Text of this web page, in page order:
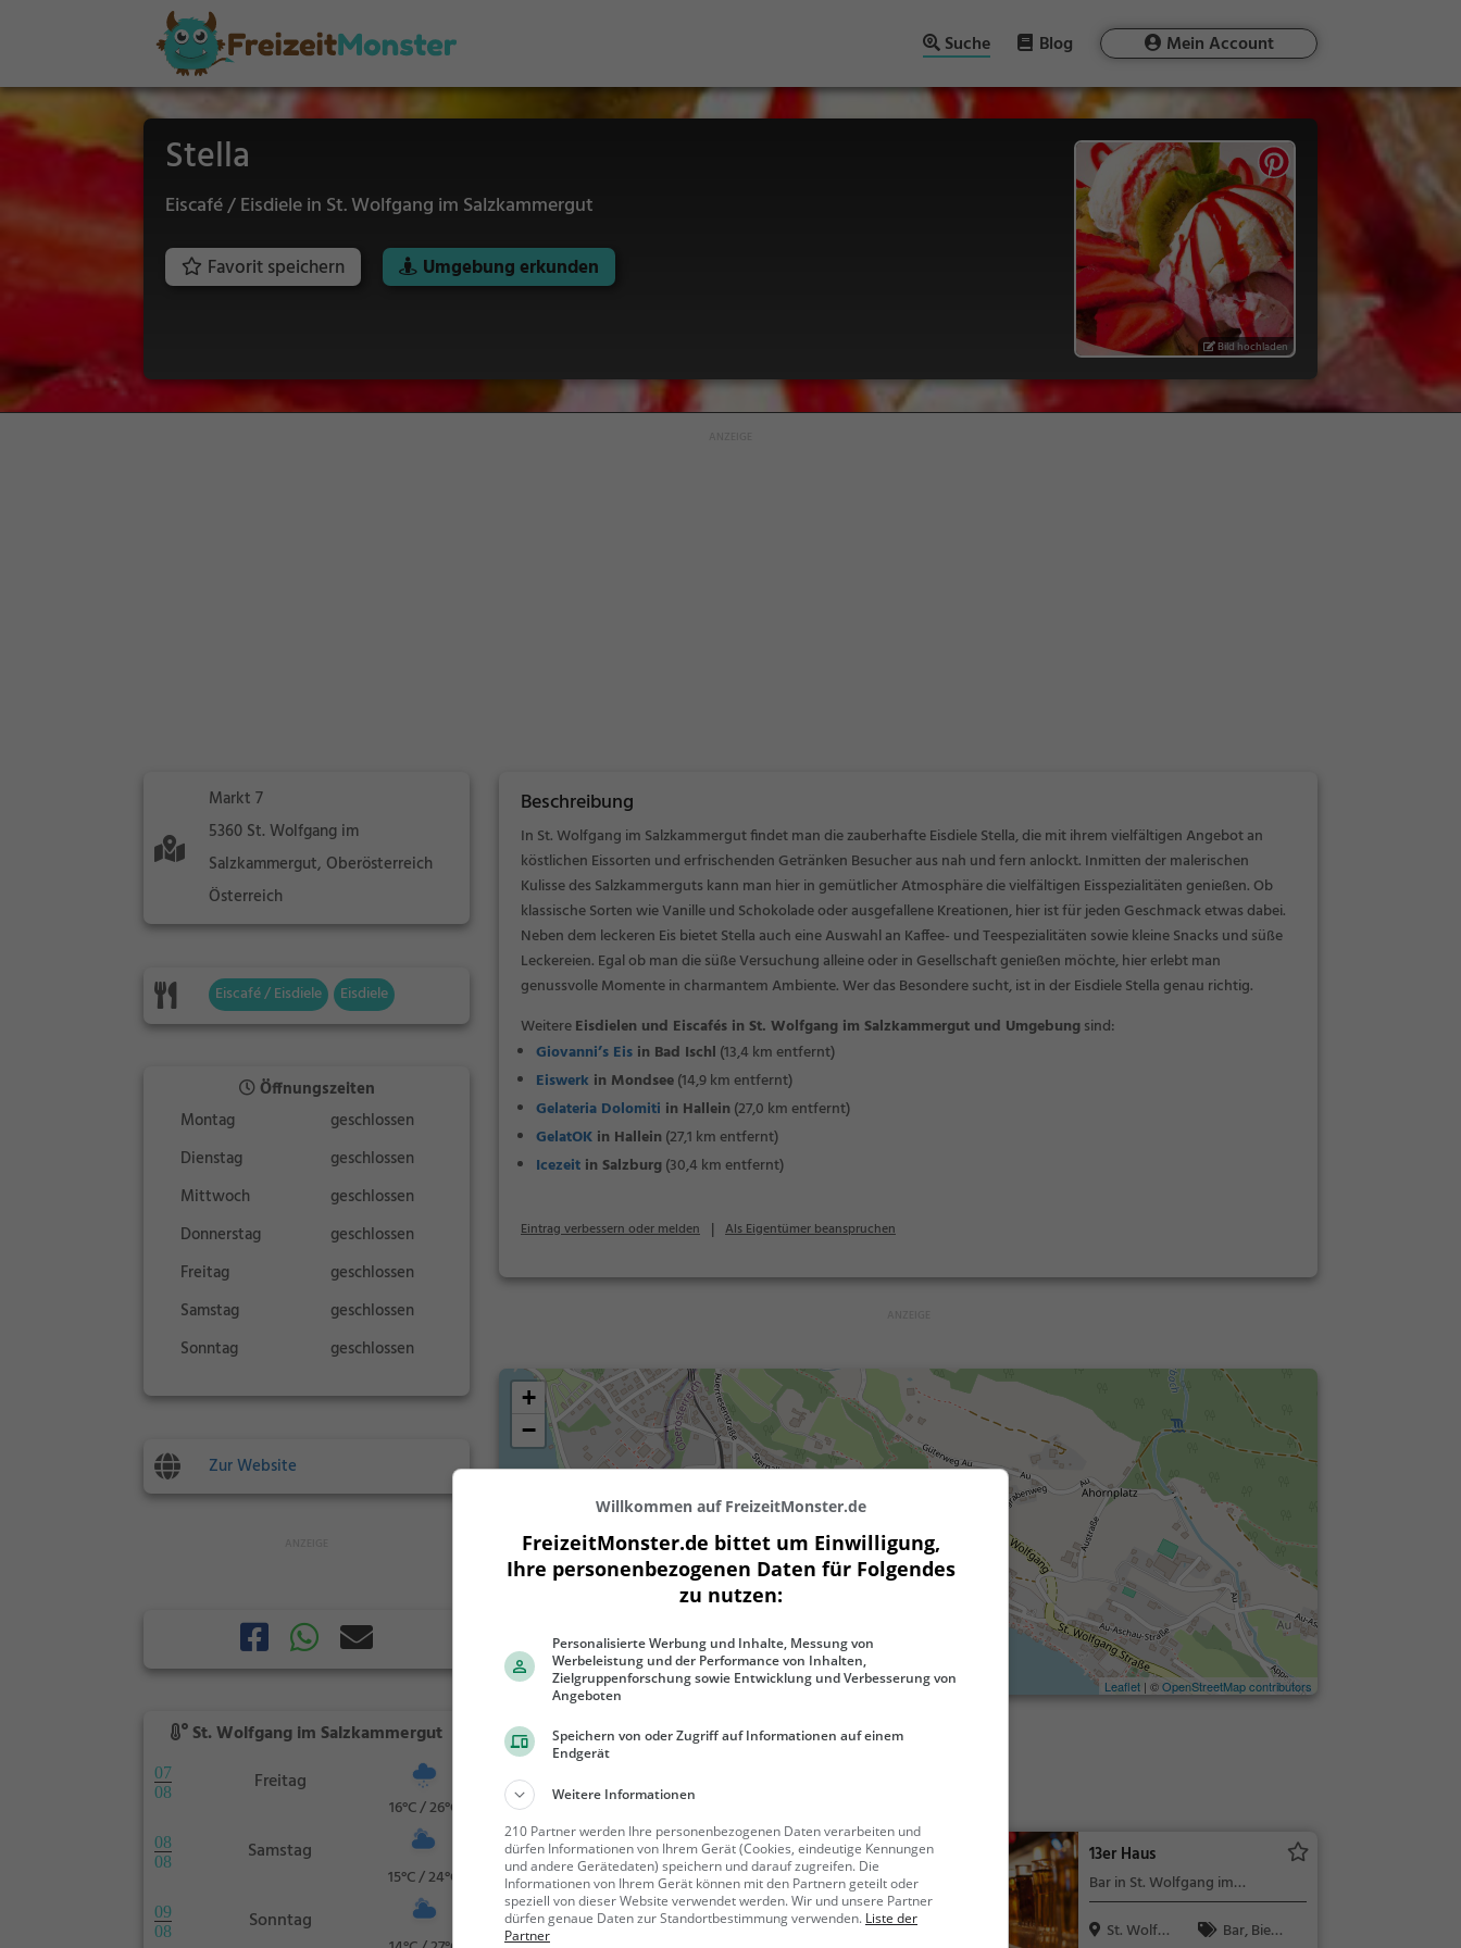
Suche Blog Mein Account
Stella
Eiscafé / Eisdiele in St. Wolfgang im Salzkammergut
Favorit speichern Umgebung erkunden
Bild hochladen
Markt 7
5360 St. Wolfgang im
Salzkammergut, Oberösterreich
Österreich
Eiscafé / Eisdiele Eisdiele
Öffnungszeiten
Montag
geschlossen
Dienstag
geschlossen
Mittwoch
geschlossen
Donnerstag
geschlossen
Freitag
geschlossen
Samstag
geschlossen
Sonntag
geschlossen
Zur Website
St. Wolfgang im Salzkammergut
07
08
Freitag
16°C / 26°C
08
08
Samstag
15°C / 24°C
09
08
Sonntag
Beschreibung
In St. Wolfgang im Salzkammergut findet man die zauberhafte Eisdiele Stella, die mit ihrem vielfältigen Angebot an
köstlichen Eissorten und erfrischenden Getränken Besucher aus nah und fern anlockt. Inmitten der malerischen
Kulisse des Salzkammerguts kann man hier in gemütlicher Atmosphäre die vielfältigen Eisspezialitäten genießen. Ob
klassische Sorten wie Vanille und Schokolade oder ausgefallene Kreationen, hier ist für jeden Geschmack etwas dabei.
Neben dem leckeren Eis bietet Stella auch eine Auswahl an Kaffee- und Teespezialitäten sowie kleine Snacks und süße
Leckereien. Egal ob man die süße Versuchung alleine oder in Gesellschaft genießen möchte, hier erlebt man
genussvolle Momente in charmantem Ambiente. Wer das Besondere sucht, ist in der Eisdiele Stella genau richtig.
WeitereEisdielen und Eiscafés in St. Wolfgang im Salzkammergut und Umgebungsind:
Giovanni’s Eis in Bad Ischl (13,4 km entfernt)
Eiswerk in Mondsee(14,9 km entfernt)
Gelateria Dolomiti in Hallein (27,0 km entfernt)
GelatOK in Hallein (27,1 km entfernt)
Icezeit in Salzburg(30,4 km entfernt)
Eintrag verbessern oder melden | Als Eigentümer beanspruchen
+
−
300 m
1000 ft
Leaflet | ©OpenStreetMap contributors
Gaststätten in der Nähe von
Gusteria Spezialitäten
Italienisches Restaurant in St.
Wolfgang im Salzkammergut
St. Wolfga
Restaura
13er Haus
Bar in St. Wolfgang im
Salzkammergut
St. Wolfga
Bar, Bier,
Willkommen auf FreizeitMonster.de
FreizeitMonster.de bittet um Einwilligung,
Ihre personenbezogenen Daten für Folgendes
zu nutzen:
Personalisierte Werbung und Inhalte, Messung von
Werbeleistung und der Performance von Inhalten,
Zielgruppenforschung sowie Entwicklung und Verbesserung von
Angeboten
Speichern von oder Zugriff auf Informationen auf einem
Endgerät
Weitere Informationen
210 Partner werden Ihre personenbezogenen Daten verarbeiten und
dürfen Informationen von Ihrem Gerät (Cookies, eindeutige Kennungen
und andere Gerätedaten) speichern und darauf zugreifen. Die
Informationen von Ihrem Gerät können mit den Partnern geteilt oder
speziell von dieser Website verwendet werden. Wir und unsere Partner
dürfen genaue Daten zur Standortbestimmung verwenden. Liste der
Partner